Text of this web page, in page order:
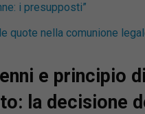
i presupposti”
quote nella comunione
e principio di
la decisione